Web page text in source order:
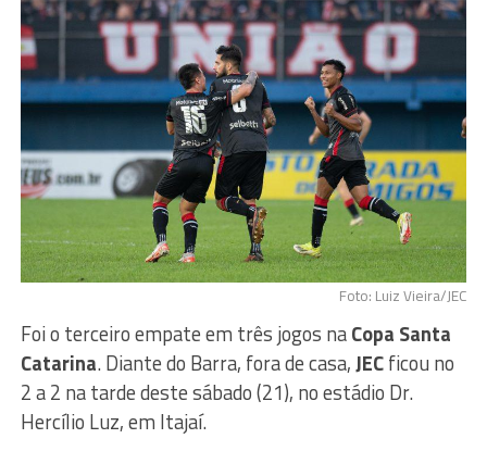
Foto: Luiz Vieira/JEC
Foi o terceiro empate em três jogos naCopa Santa
Catarina. Diante do Barra, fora de casa,JECficou no
2 a 2 na tarde deste sábado (21), no estádio Dr.
Hercílio Luz, em Itajaí.